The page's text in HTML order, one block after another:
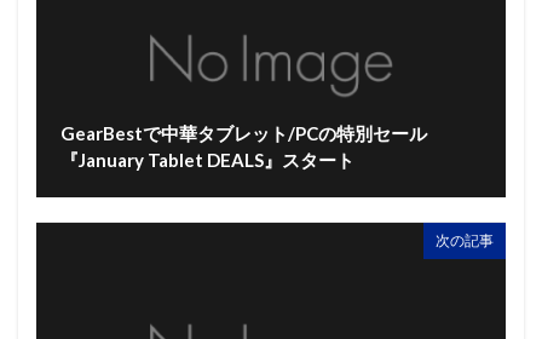
GearBestで中華タブレット/PCの特別セール
『January Tablet DEALS』スタート
次の記事